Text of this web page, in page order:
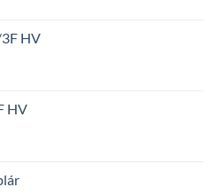
HV
HV